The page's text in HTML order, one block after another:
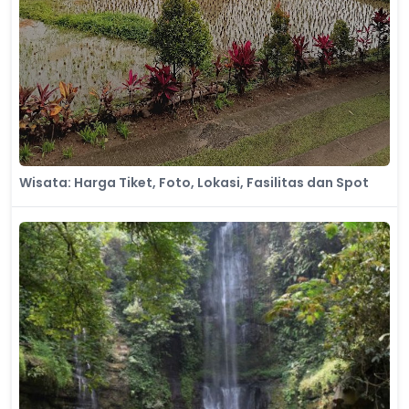
Wisata: Harga Tiket, Foto, Lokasi, Fasilitas dan Spot